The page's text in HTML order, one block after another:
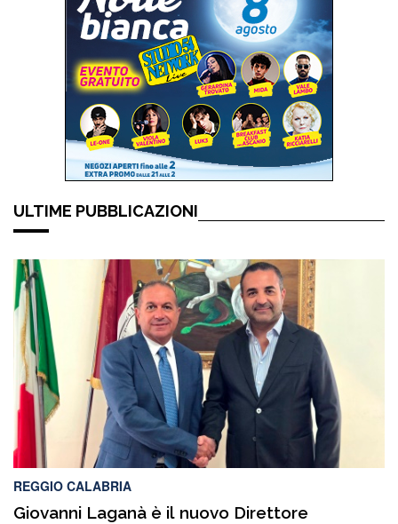
ULTIME PUBBLICAZIONI
REGGIO CALABRIA
Giovanni Laganà è il nuovo Direttore